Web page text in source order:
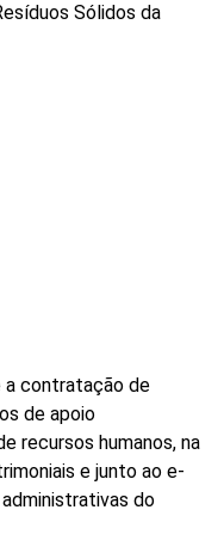
Sólidos da
contratação de
de apoio
recursos humanos, na
e junto ao e-
do